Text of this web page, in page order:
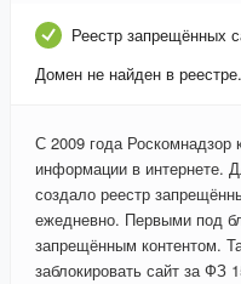
Реестр запрещённых
Домен не найден в реестре.
С 2009 года Роскомнадзор
информации в интернете.
создало реестр
ежедневно. Первыми под
запрещённым контентом.
заблокировать сайт за ФЗ